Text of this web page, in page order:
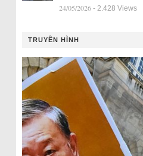
24/05/2026 - 2.428 Views
TRUYỀN HÌNH